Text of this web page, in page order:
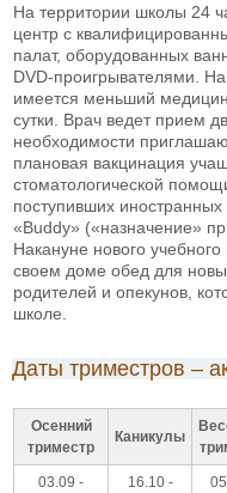
На территории школы 24
центр с
палат, оборудованных
DVD-проигрывателями.
имеется меньший
сутки. Врач ведет прием
необходимости
плановая вакцинация
стоматологической
поступивших иностранных
«Buddy» («назначение»
Накануне нового
своем доме обед для
родителей и опекунов,
школе.
Даты триместров –
Осенний
триместр
Каникулы
03.09 -
16.10 -